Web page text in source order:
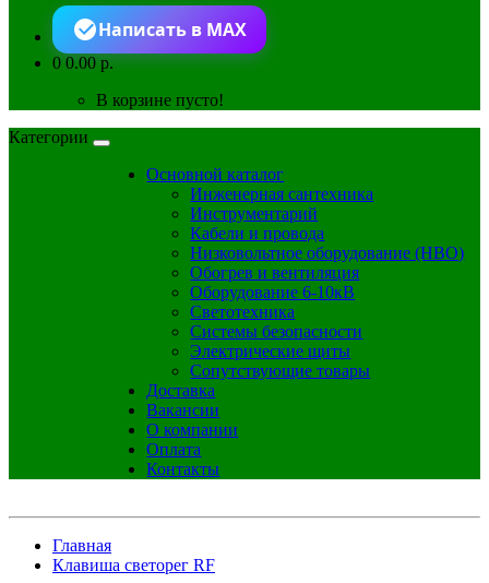
Написать в MAX
00.00 р.
В корзине пусто!
Категории
Основной каталог
Инженерная сантехника
Инструментарий
Кабели и провода
Низковольтное оборудование (НВО)
Обогрев и вентиляция
Оборудование 6-10кВ
Светотехника
Системы безопасности
Электрические щиты
Сопутствующие товары
Доставка
Вакансии
О компании
Оплата
Контакты
Главная
Клавиша светорег RF